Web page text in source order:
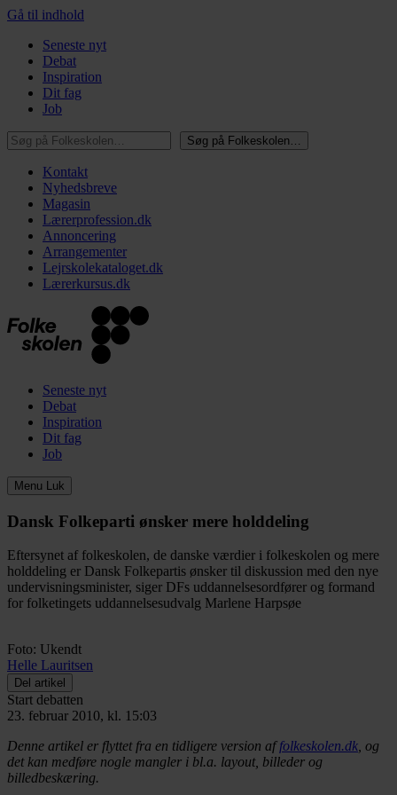
Gå til indhold
Seneste nyt
Debat
Inspiration
Dit fag
Job
Søg på Folkeskolen…
Søg på Folkeskolen…
Kontakt
Nyhedsbreve
Magasin
Lærerprofession.dk
Annoncering
Arrangementer
Lejrskolekataloget.dk
Lærerkursus.dk
Seneste nyt
Debat
Inspiration
Dit fag
Job
Menu Luk
Dansk Folkeparti ønsker mere holddeling
Eftersynet af folkeskolen, de danske værdier i folkeskolen og mere
holddeling er Dansk Folkepartis ønsker til diskussion med den nye
undervisningsminister, siger DFs uddannelsesordfører og formand
for folketingets uddannelsesudvalg Marlene Harpsøe
Foto: Ukendt
Helle Lauritsen
Del artikel
Start debatten
23. februar 2010, kl. 15:03
Denne artikel er flyttet fra en tidligere version affolkeskolen.dk, og
det kan medføre nogle mangler i bl.a. layout, billeder og
billedbeskæring.